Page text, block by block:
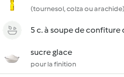
(tournesol, colza ou arachide)
5 c. à soupe de confiture
sucre glace
pour la finition